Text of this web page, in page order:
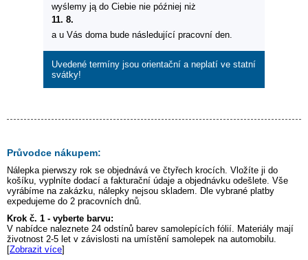
wyślemy ją do Ciebie nie później niż
11. 8.
a u Vás doma bude následující pracovní den.
Uvedené termíny jsou orientační a neplatí ve statní
svátky!
Průvodce nákupem:
Nálepka pierwszy rok se objednává ve čtyřech krocích. Vložíte ji do
košíku, vyplníte dodací a fakturační údaje a objednávku odešlete. Vše
vyrábíme na zakázku, nálepky nejsou skladem. Dle vybrané platby
expedujeme do 2 pracovních dnů.
Krok č. 1 - vyberte barvu:
V nabídce naleznete 24 odstínů barev samolepících fólií. Materiály mají
životnost 2-5 let v závislosti na umístění samolepek na automobilu.
[Zobrazit více]